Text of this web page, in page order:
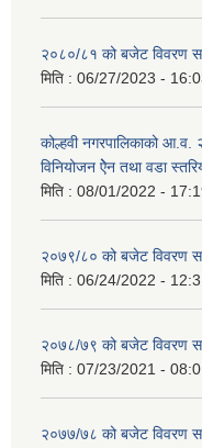
२०८०/८१ को बजेट विवरण
मिति : 06/27/2023 -
कोल्हवी नगरपालिकाको
विनियोजन ऐेन तथा वडा
मिति : 08/01/2022 -
२०७९/८० को बजेट विवरण
मिति : 06/24/2022 -
२०७८/७९ को बजेट विवरण
मिति : 07/23/2021 -
२०७७/७८ को बजेट विवरण